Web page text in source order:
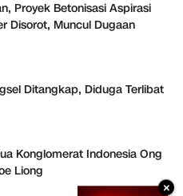
Proyek Betonisasi Aspirasi
Disorot, Muncul Dugaan
Ditangkap, Diduga Terlibat
Konglomerat Indonesia Ong
Liong
×